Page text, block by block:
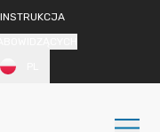
INSTRUKCJA